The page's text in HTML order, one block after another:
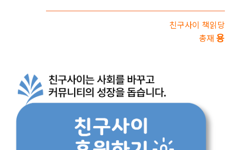
친구사이 책읽당
총재 용